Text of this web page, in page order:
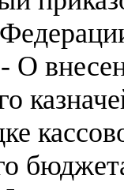
- О